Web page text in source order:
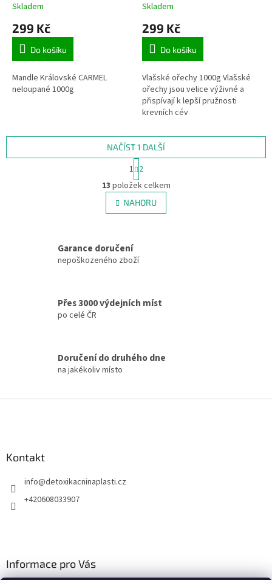
Skladem
299 Kč
Do košíku
Mandle Královské CARMEL
neloupané 1000g
Skladem
299 Kč
Do košíku
Vlašské ořechy 1000g Vlašské
ořechy jsou velice výživné a
přispívají k lepší pružnosti
krevních cév
O
v
l
á
í
k
p
i
NAČÍST 1 DALŠÍ
t
r
á
n
k
n
í
1 2
13 položek celkem
NAHORU
Garance doručení
nepoškozeného zboží
Přes 3000 výdejních míst
po celé ČR
Doručení do druhého dne
na jakékoliv místo
Kontakt
info@detoxikacninaplasti.cz
+420608033907
Informace pro Vás